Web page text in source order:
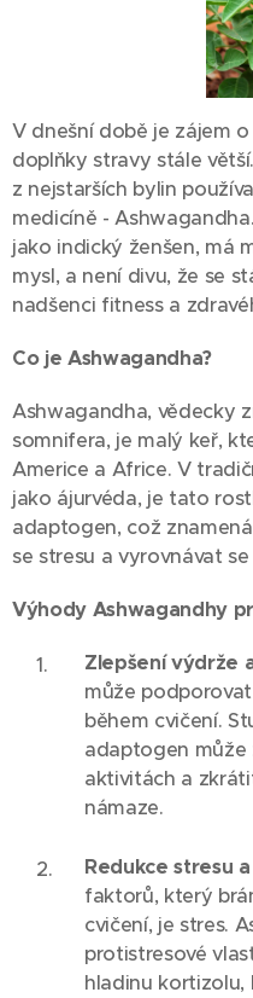
V dnešní době je zájem
doplňky stravy stále
z nejstarších bylin
medicíně -
jako indický ženšen, má
mysl, a není divu, že se
nadšenci fitness a
Co je Ashwagandha?
Ashwagandha, vědecky
somnifera, je malý keř,
Americe a Africe. V
jako ájurvéda, je tato
adaptogen, což
se stresu a vyrovnávat se
Výhody Ashwagandhy
Zlepšení výdrže
může
během cvičení.
adaptogen
aktivitách a
námaze.
Redukce stresu
faktorů, který
cvičení, je stres.
protistresové
hladinu kortizolu,